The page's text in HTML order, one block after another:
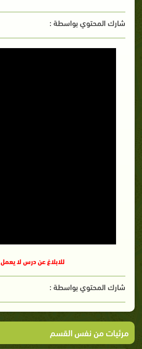
شارك المحتوي بواسطة :
للابلاغ عن درس لا يعمل
شارك المحتوي بواسطة :
مرئيات من نفس القسم